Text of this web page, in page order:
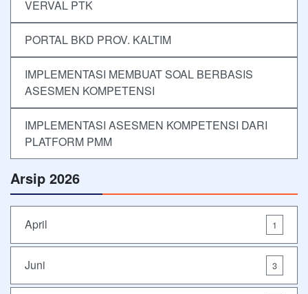
VERVAL PTK
PORTAL BKD PROV. KALTIM
IMPLEMENTASI MEMBUAT SOAL BERBASIS
ASESMEN KOMPETENSI
IMPLEMENTASI ASESMEN KOMPETENSI DARI
PLATFORM PMM
Arsip 2026
April 1
Juni 3